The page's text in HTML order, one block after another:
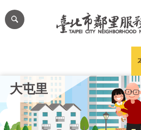
跳到主要內容區塊
網
站
大屯里